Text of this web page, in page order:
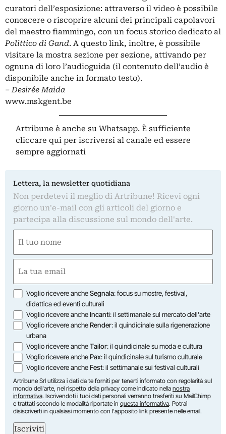
curatori dell’esposizione: attraverso il video è possibile
conoscere o riscoprire alcuni dei principali capolavori
del maestro fiammingo, con un focus storico dedicato al
Polittico di Gand. A questo link, inoltre, è possibile
visitare la mostra sezione per sezione, attivando per
ognuna di loro l’audioguida (il contenuto dell’audio è
disponibile anche in formato testo).
– Desirée Maida
www.mskgent.be
Artribune è anche su Whatsapp. È sufficiente
cliccare qui per iscriversi al canale ed essere
sempre aggiornati
Lettera, la newsletter quotidiana
Non perdetevi il meglio di Artribune! Ricevi ogni
giorno un'e-mail con gli articoli del giorno e
partecipa alla discussione sul mondo dell'arte.
(Required)
First
(Required)
Opzioni
Voglio ricevere ancheSegnala: focus su mostre, festival,
didattica ed eventi culturali
Voglio ricevere ancheIncanti: il settimanale sul mercato dell'arte
Voglio ricevere ancheRender: il quindicinale sulla rigenerazione
urbana
Voglio ricevere ancheTailor: il quindicinale su moda e cultura
Voglio ricevere anchePax: il quindicinale sul turismo culturale
Voglio ricevere ancheFest: il settimanale sui festival culturali
Artribune Srl utilizza i dati da te forniti per tenerti informato con regolarità sul
mondo dell'arte, nel rispetto della privacy come indicato nella nostra
informativa. Iscrivendoti i tuoi dati personali verranno trasferiti su MailChimp
e trattati secondo le modalità riportate in questa informativa. Potrai
disiscriverti in qualsiasi momento con l'apposito link presente nelle email.
Iscriviti